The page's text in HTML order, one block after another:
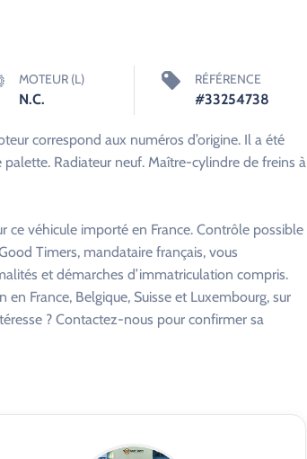
MOTEUR (L)
N.C.
RÉFÉRENCE
#33254738
correspond aux numéros d’origine. Il a été
Radiateur neuf. Maître-cylindre de freins à
véhicule importé en France. Contrôle possible
Timers, mandataire français, vous
et démarches d’immatriculation compris.
France, Belgique, Suisse et Luxembourg, sur
? Contactez-nous pour confirmer sa